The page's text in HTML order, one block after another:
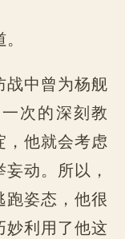
战中曾为杨舰
次的深刻教
，他就会考虑
动。所以，
姿态，他很
妙利用了他这